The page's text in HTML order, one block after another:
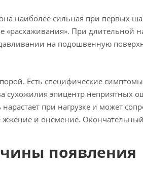
наиболее сильная при первых
«расхаживания». При длительной
на подошвенную
Есть специфические
сухожилия эпицентр неприятных
при нагрузке и может
и онемение. Окончательный
появления